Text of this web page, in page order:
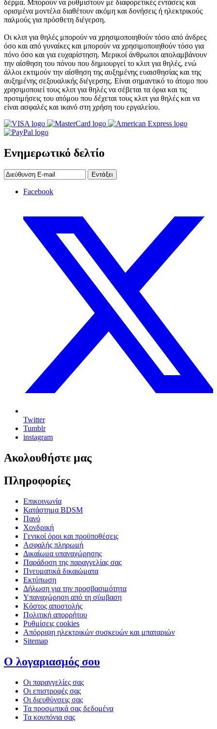
δέρμα. Μπορούν να ρυθμιστούν με διαφορετικές εντάσεις και
ορισμένα μοντέλα διαθέτουν ακόμη και δονήσεις ή ηλεκτρικούς
παλμούς για πρόσθετη διέγερση.
Οι κλιπ για θηλές μπορούν να χρησιμοποιηθούν τόσο από άνδρες
όσο και από γυναίκες και μπορούν να χρησιμοποιηθούν τόσο για
πόνο όσο και για ευχαρίστηση. Μερικοί άνθρωποι απολαμβάνουν
την αίσθηση του πόνου που δημιουργεί το κλιπ για θηλές, ενώ
άλλοι εκτιμούν την αίσθηση της αυξημένης ευαισθησίας και της
αυξημένης σεξουαλικής διέγερσης. Είναι σημαντικό το άτομο που
χρησιμοποιεί τους κλιπ για θηλές να σέβεται τα όρια και τις
προτιμήσεις του ατόμου που δέχεται τους κλιπ για θηλές και να
είναι ασφαλές και ικανό στη χρήση του εργαλείου.
Ενημερωτικό δελτίο
Εντάξει
Facebook
Twitter
Tumblr
instagram
Ακολουθήστε μας
Πληροφορίες
Επικοινωνία
Κατάστημα BDSM
Πανό
Χονδρική
Γενικοί όροι και προϋποθέσεις
Ασφαλής πληρωμή
Δικαίωμα υπαναχώρησης
Παράδοση της παραγγελίας σας
Πνευματικά δικαιώματα
Εκτύπωση
Δήλωση για την προσβασιμότητα
Υπαναχώρηση από τη σύμβαση
Κόστος αποστολής
Πολιτική απορρήτου
Ρυθμίσεις cookies
Απόρριψη ηλεκτρικών συσκευών και μπαταριών
Sitemap
Ο λογαριασμός σου
Οι παραγγελίες σας
Οι επιστροφές σας
Οι διευθύνσεις σας
Τα προσωπικά σας δεδομένα
Τα κουπόνια σας